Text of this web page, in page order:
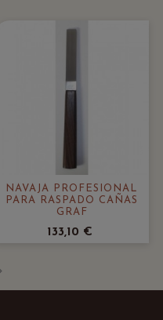
NAVAJA PROFESIONAL
PARA RASPADO CAÑAS
GRAF
133,10 €